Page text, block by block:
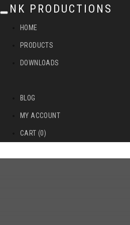
a
v
i
g
a
NK PRODUCTIONS
HOME
PRODUCTS
DOWNLOADS
BLOG
MY ACCOUNT
CART (0)